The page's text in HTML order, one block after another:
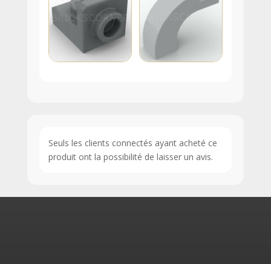
Seuls les clients connectés ayant acheté ce
produit ont la possibilité de laisser un avis.